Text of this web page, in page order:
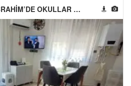
SEFERİHİSAR ÇOLAKİBRAHİM’DE OKULLAR BÖLGESİNDE 2+1 SATILIK DAİRE